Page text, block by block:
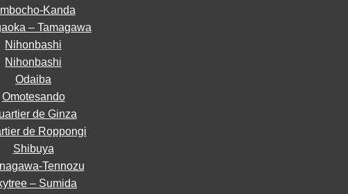
Kanda
– Tamagawa
Nihonbashi
Nihonbashi
Odaiba
Omotesando
de Ginza
de Roppongi
Shibuya
Tennozu
– Sumida